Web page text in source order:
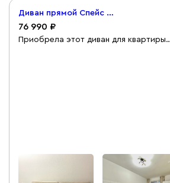
Диван прямой Спейс Велюр Бежевый
76 990
Приобрела этот диван для квартиры